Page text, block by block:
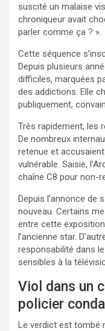
suscité un malaise
chroniqueur avait
parler comme ça ? ».
Cette séquence
Depuis plusieurs
difficiles, marquées
des addictions. Elle
publiquement,
Très rapidement, les
De nombreux
retenue et
vulnérable. Saisie,
chaîne C8 pour non-
Depuis l’annonce de
nouveau. Certains
entre cette
l’ancienne star.
responsabilité dans
sensibles à la
Viol dans un
policier
Le verdict est tombé